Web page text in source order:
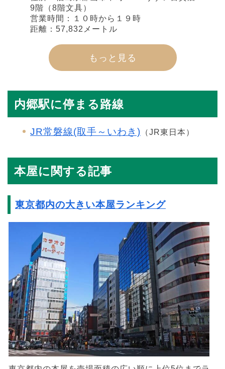
9階（8階文具）
営業時間：１０時から１９時
距離：57,832メートル
もっと見る
内郷駅に停まる路線
JR常磐線(取手～いわき) （JR東日本）
本屋に関する記事
東京都内の大きい本屋ランキング